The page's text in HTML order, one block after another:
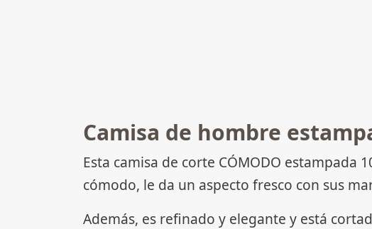
Camisa de hombre
Esta camisa de corte CÓMODO
cómodo, le da un aspecto fresco con sus
Además, es refinado y elegante y está